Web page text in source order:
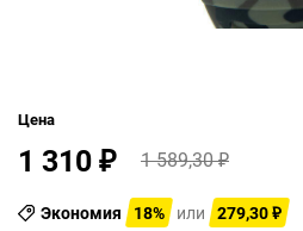
Цена
1 310 ₽ 1 589,30₽
Экономия 18% или 279,30 ₽